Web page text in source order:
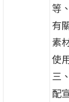
等
有
素
使
三
配